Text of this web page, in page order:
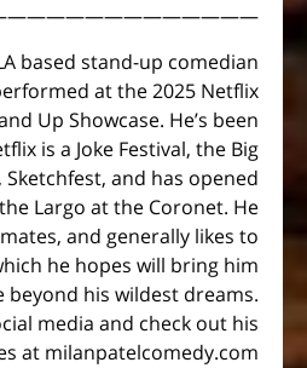
based stand-up comedian
at the 2025 Netflix
Up Showcase. He’s been
is a Joke Festival, the Big
Sketchfest, and has opened
Largo at the Coronet. He
and generally likes to
he hopes will bring him
his wildest dreams.
media and check out his
at milanpatelcomedy.com.